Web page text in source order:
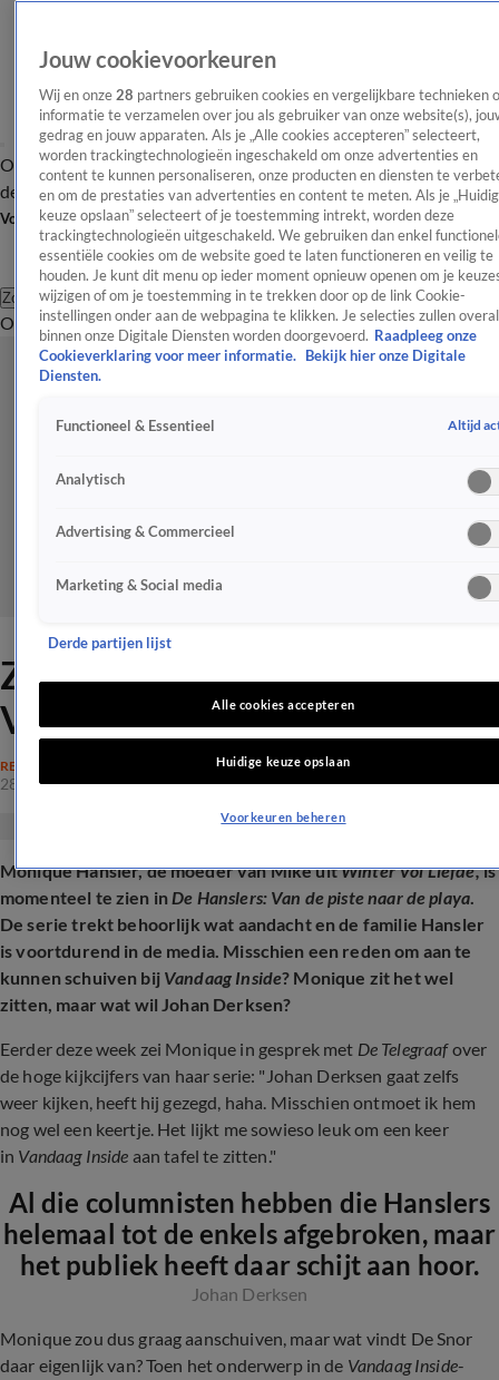
OverzichtAfleveringen Entertainment TV Algemeen
Tip
de redactieNieuwsbrief
Volg Shownieuws
Zoeken
OverzichtEntertainmentSpraakmakendRealityCrimeVideo's
Zijn De Hanslers welkom bij
Vandaag Inside?
REALITY
28 nov 2025, 16:31
Monique Hansler, de moeder van Mike uitWinter Vol Liefde,is
momenteel te zien inDe Hanslers: Van de piste naar de playa.
De serie trekt behoorlijk wat aandacht en de familie Hansler
is voortdurend in de media. Misschien een reden om aan te
kunnen schuiven bij Vandaag Inside? Monique zit het wel
zitten, maar wat wil Johan Derksen?
Eerder deze week zei Monique in gesprek met De Telegraafover
de hoge kijkcijfers van haar serie: "Johan Derksen gaat zelfs
weer kijken, heeft hij gezegd, haha. Misschien ontmoet ik hem
nog wel een keertje. Het lijkt me sowieso leuk om een keer
in Vandaag Inside aan tafel te zitten."
Al die columnisten hebben die Hanslers
helemaal tot de enkels afgebroken, maar
het publiek heeft daar schijt aan hoor.
Johan Derksen
Monique zou dus graag aanschuiven, maar wat vindt De Snor
daar eigenlijk van? Toen het onderwerp in de Vandaag Inside-
Jouw cookievoorkeuren
Wij en onze 28 partners gebruiken cookies en vergelijkbare technieken
informatie te verzamelen over jou als gebruiker van onze website(s),
gedrag en jouw apparaten. Als je „Alle cookies accepteren” selecteert,
worden trackingtechnologieën ingeschakeld om onze advertenties en
content te kunnen personaliseren, onze producten en diensten te
en om de prestaties van advertenties en content te meten. Als je
keuze opslaan” selecteert of je toestemming intrekt, worden deze
trackingtechnologieën uitgeschakeld. We gebruiken dan enkel
essentiële cookies om de website goed te laten functioneren en veilig te
houden. Je kunt dit menu op ieder moment opnieuw openen om je
wijzigen of om je toestemming in te trekken door op de link Cookie-
instellingen onder aan de webpagina te klikken. Je selecties zullen overal
binnen onze Digitale Diensten worden doorgevoerd. Raadpleeg onze
Cookieverklaring voor meer informatie.
Bekijk hier onze Digitale
Diensten.
Functioneel & Essentieel Altijd
Analytisch
Advertising & Commercieel
Marketing & Social media
Derde partijen lijst
Alle cookies accepteren
Huidige keuze opslaan
Voorkeuren beheren